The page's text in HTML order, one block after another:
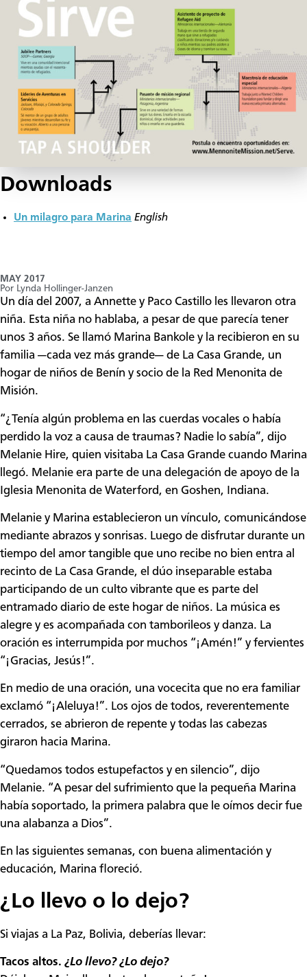
Downloads
Un milagro para Marina English
MAY 2017
Por Lynda Hollinger-Janzen
​Un día del 2007, a Annette y Paco Castillo les llevaron otra
niña. Esta niña no hablaba, a pesar de que parecía tener
unos 3 años. Se llamó Marina Bankole y la recibieron en su
familia —cada vez más grande— de La Casa Grande, un
hogar de niños de Benín y socio de la Red Menonita de
Misión.
“¿Tenía algún problema en las cuerdas vocales o había
perdido la voz a causa de traumas? Nadie lo sabía”, dijo
Melanie Hire, quien visitaba La Casa Grande cuando Marina
llegó. Melanie era parte de una delegación de apoyo de la
Iglesia Menonita de Waterford, en Goshen, Indiana.
Melanie y Marina establecieron un vínculo, comunicándose
mediante abrazos y sonrisas. Luego de disfrutar durante un
tiempo del amor tangible que uno recibe no bien entra al
recinto de La Casa Grande, el dúo inseparable estaba
participando de un culto vibrante que es parte del
entramado diario de este hogar de niños. La música es
alegre y es acompañada con tamborileos y danza. La
oración es interrumpida por muchos “¡Amén!” y fervientes
“¡Gracias, Jesús!”.
En medio de una oración, una vocecita que no era familiar
exclamó “¡Aleluya!”. Los ojos de todos, reverentemente
cerrados, se abrieron de repente y todas las cabezas
giraron hacia Marina.
“Quedamos todos estupefactos y en silencio”, dijo
Melanie. “A pesar del sufrimiento que la pequeña Marina
había soportado, la primera palabra que le oímos decir fue
una alabanza a Dios”.
En las siguientes semanas, con buena alimentación y
educación, Marina floreció.
¿Lo llevo o lo dejo?
Si viajas a La Paz, Bolivia, deberías llevar:
Tacos altos. ¿Lo llevo?¿Lo dejo?